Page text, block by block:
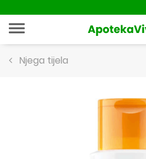
Njega tijela